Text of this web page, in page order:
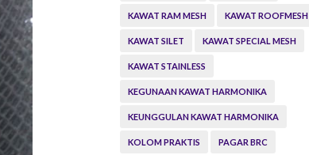
KAWAT RAM MESH KAWAT ROOFMESH
KAWAT SILET KAWAT SPECIAL MESH
KAWAT STAINLESS
KEGUNAAN KAWAT HARMONIKA
KEUNGGULAN KAWAT HARMONIKA
KOLOM PRAKTIS PAGAR BRC